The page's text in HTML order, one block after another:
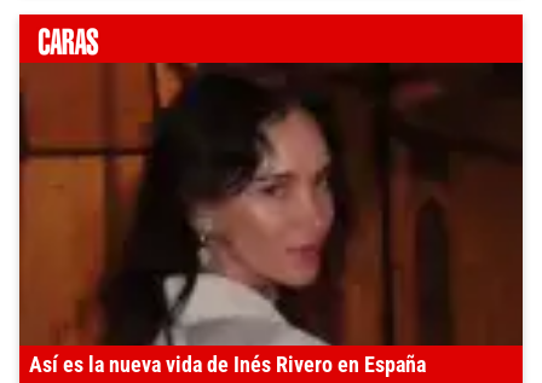
Así es la nueva vida de Inés Rivero en España